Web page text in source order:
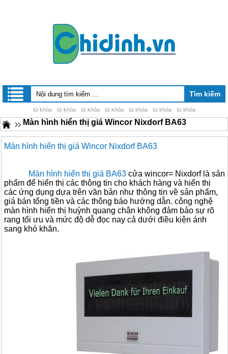
từ khóa từ khóa từ khóa từ khóa từ khóa từ khóa từ khóa
Màn hình hiển thị giá Wincor Nixdorf BA63
Màn hình hiển thị giá Wincor Nixdorf BA63
Màn hình hiển thị giá BA63cửa wincor= Nixdorf là sản
phẩm để hiển thị các thông tin cho khách hàng và hiển thị
các ứng dụng dựa trên văn bản như thông tin về sản phẩm,
giá bán tổng tiền và các thông báo hướng dẫn. công nghệ
màn hình hiển thị huỳnh quang chân không đảm bảo sự rõ
rang tối ưu và mức độ dễ đọc nay cả dưới điều kiện ánh
sang khó khăn.